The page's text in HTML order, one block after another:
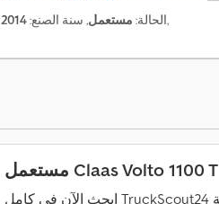
الحالة: مستعمل, سنة الصنع:2014 ,
مستعمل Claas Volto 1100 T